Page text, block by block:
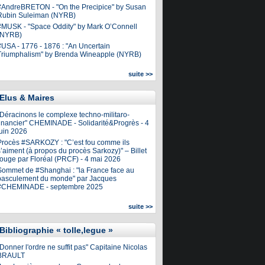
- "On the Precipice" by Susan
Suleiman (NYRB)
- "Space Oddity" by Mark O’Connell
- 1776 - 1876 : "An Uncertain
by Brenda Wineapple (NYRB)
suite >>
& Maires
le complexe techno-militaro-
CHEMINADE - Solidarité&Progrès - 4
2026
#SARKOZY : "C’est fou comme ils
(à propos du procès Sarkozy)" – Billet
par Floréal (PRCF) - 4 mai 2026
de #Shanghai : "la France face au
du monde" par Jacques
- septembre 2025
suite >>
« tolle,legue »
l'ordre ne suffit pas" Capitaine Nicolas